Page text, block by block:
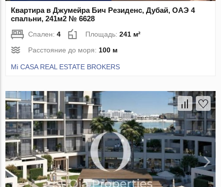
Квартира в Джумейра Бич Резиденс, Дубай, ОАЭ 4
спальни, 241м2 № 6628
Спален:4 Площадь:241 м²
Расстояние до моря: 100 м
Mi CASA REAL ESTATE BROKERS